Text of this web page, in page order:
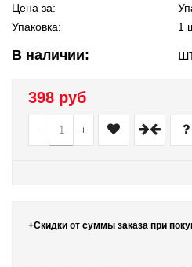
Цена за:
Упаковка:
1
В наличии:
398 руб
- +
+Скидки от суммы заказа при